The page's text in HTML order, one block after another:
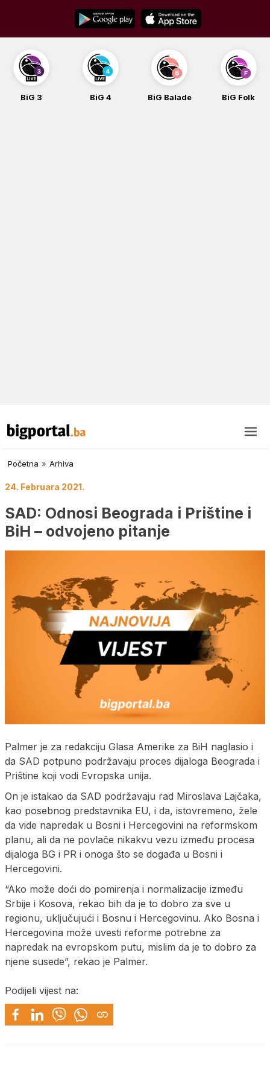
content
BiG 3 BiG 4 BiG Balade BiG Folk
Početna » Arhiva
24. Februara 2021.
SAD: Odnosi Beograda i Prištine i
BiH – odvojeno pitanje
Palmer je za redakciju Glasa Amerike za BiH naglasio i
da SAD potpuno podržavaju proces dijaloga Beograda i
Prištine koji vodi Evropska unija.
On je istakao da SAD podržavaju rad Miroslava Lajčaka,
kao posebnog predstavnika EU, i da, istovremeno, žele
da vide napredak u Bosni i Hercegovini na reformskom
planu, ali da ne povlače nikakvu vezu između procesa
dijaloga BG i PR i onoga što se događa u Bosni i
Hercegovini.
“Ako može doći do pomirenja i normalizacije između
Srbije i Kosova, rekao bih da je to dobro za sve u
regionu, uključujući i Bosnu i Hercegovinu. Ako Bosna i
Hercegovina može uvesti reforme potrebne za
napredak na evropskom putu, mislim da je to dobro za
njene susede”, rekao je Palmer.
Podijeli vijest na: